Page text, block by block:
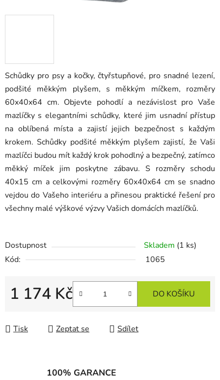
Schůdky pro psy a kočky, čtyřstupňové, pro snadné lezení,
podšité měkkým plyšem, s měkkým míčkem, rozměry
60x40x64 cm. Objevte pohodlí a nezávislost pro Vaše
mazlíčky s elegantními schůdky, které jim usnadní přístup
na oblíbená místa a zajistí jejich bezpečnost s každým
krokem. Schůdky podšité měkkým plyšem zajistí, že Vaši
mazlíčci budou mít každý krok pohodlný a bezpečný, zatímco
měkký míček jim poskytne zábavu. S rozměry schodu
40x15 cm a celkovými rozměry 60x40x64 cm se snadno
vejdou do Vašeho interiéru a přinesou praktické řešení pro
všechny malé výškové výzvy Vašich domácích mazlíčků.
Dostupnost Skladem (1 ks)
Kód:
1065
1 174 Kč DO KOŠÍKU
Tisk Zeptat se Sdílet
100% GARANCE